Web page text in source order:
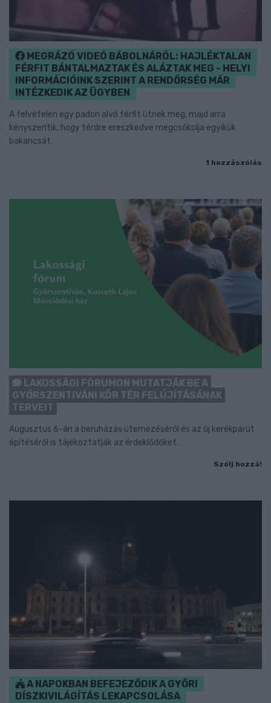
MEGRÁZÓ VIDEÓ BÁBOLNÁRÓL: HAJLÉKTALAN
FÉRFIT BÁNTALMAZTAK ÉS ALÁZTAK MEG - HELYI
INFORMÁCIÓINK SZERINT A RENDŐRSÉG MÁR
INTÉZKEDIK AZ ÜGYBEN
A felvételen egy padon alvó férfit ütnek meg, majd arra
kényszerítik, hogy térdre ereszkedve megcsókolja egyikük
bakancsát.
1 hozzászólás
LAKOSSÁGI FÓRUMON MUTATJÁK BE A
GYŐRSZENTIVÁNI KÖR TÉR FELÚJÍTÁSÁNAK
TERVEIT
Augusztus 6-án a beruházás ütemezéséről és az új kerékpárút
építéséről is tájékoztatják az érdeklődőket.
Szólj hozzá!
A NAPOKBAN BEFEJEZŐDIK A GYŐRI
DÍSZKIVILÁGÍTÁS LEKAPCSOLÁSA